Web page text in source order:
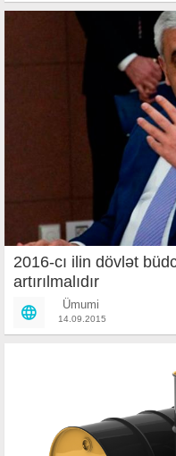
2016-cı ilin dövlət
artırılmalıdır
Ümumi
14.09.2015